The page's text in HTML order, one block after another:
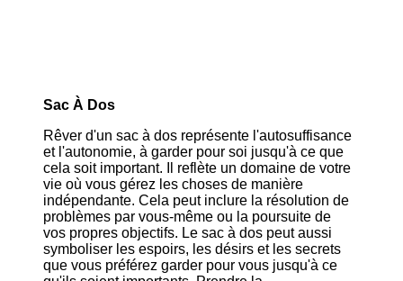
Sac À Dos
Rêver d'un sac à dos représente l'autosuffisance
et l'autonomie, à garder pour soi jusqu'à ce que
cela soit important. Il reflète un domaine de votre
vie où vous gérez les choses de manière
indépendante. Cela peut inclure la résolution de
problèmes par vous-même ou la poursuite de
vos propres objectifs. Le sac à dos peut aussi
symboliser les espoirs, les désirs et les secrets
que vous préférez garder pour vous jusqu'à ce